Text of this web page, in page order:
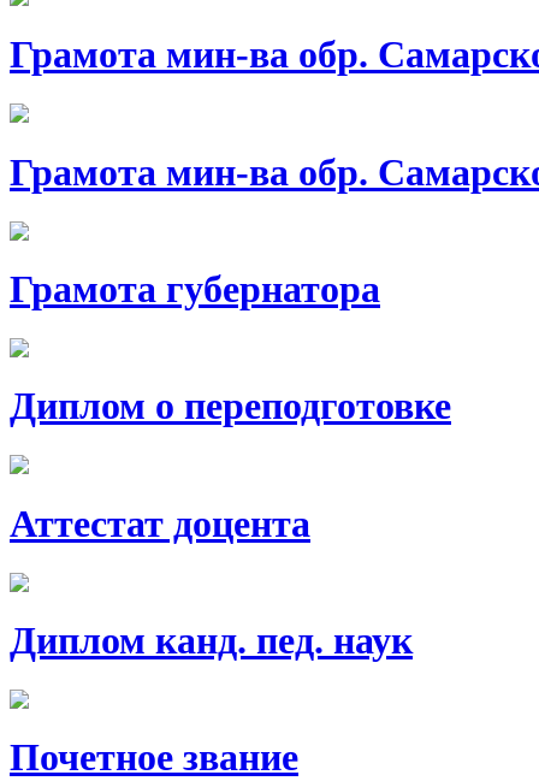
Грамота мин-ва обр.
Грамота мин-ва обр.
Грамота губернатора
Диплом о переподготовке
Аттестат доцента
Диплом канд. пед. наук
Почетное звание